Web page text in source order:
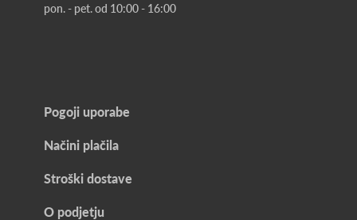
pon. - pet. od 10:00 - 16:00
Pogoji uporabe
Načini plačila
Stroški dostave
O podjetju